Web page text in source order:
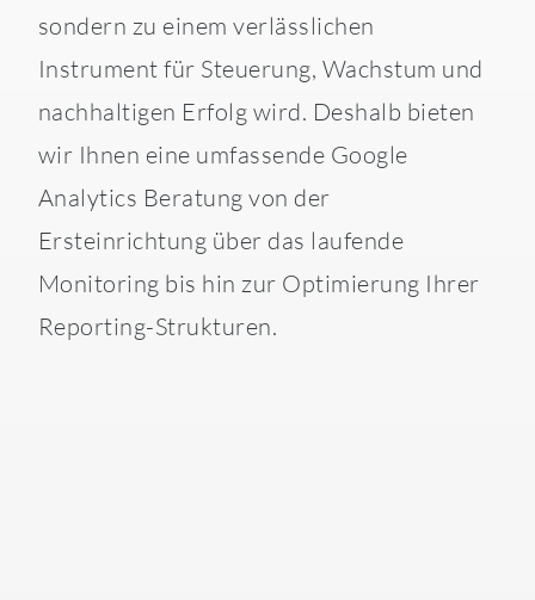
sondern zu einem verlässlichen
Instrument für Steuerung, Wachstum und
nachhaltigen Erfolg wird. Deshalb bieten
wir Ihnen eine umfassende Google
Analytics Beratung von der
Ersteinrichtung über das laufende
Monitoring bis hin zur Optimierung Ihrer
Reporting-Strukturen.